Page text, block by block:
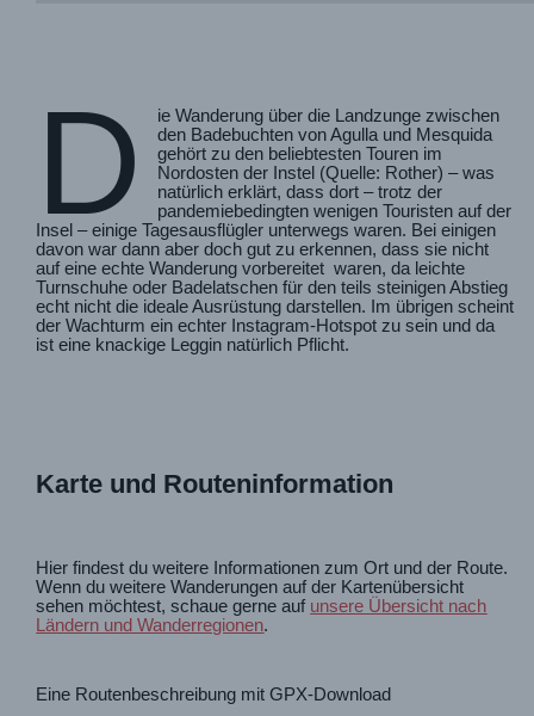
D
ie Wanderung über die Landzunge zwischen
den Badebuchten von Agulla und Mesquida
gehört zu den beliebtesten Touren im
Nordosten der Instel (Quelle: Rother) – was
natürlich erklärt, dass dort – trotz der
pandemiebedingten wenigen Touristen auf der
Insel – einige Tagesausflügler unterwegs waren. Bei einigen
davon war dann aber doch gut zu erkennen, dass sie nicht
auf eine echte Wanderung vorbereitet waren, da leichte
Turnschuhe oder Badelatschen für den teils steinigen Abstieg
echt nicht die ideale Ausrüstung darstellen. Im übrigen scheint
der Wachturm ein echter Instagram-Hotspot zu sein und da
ist eine knackige Leggin natürlich Pflicht.
Karte und Routeninformation
Hier findest du weitere Informationen zum Ort und der Route.
Wenn du weitere Wanderungen auf der Kartenübersicht
sehen möchtest, schaue gerne auf unsere Übersicht nach
Ländern und Wanderregionen.
Eine Routenbeschreibung mit GPX-Download